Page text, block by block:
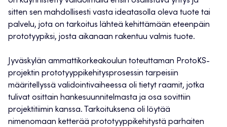
sitten sen mahdollisesti vasta ideatasolla oleva tuote tai
palvelu, jota on tarkoitus lähteä kehittämään eteenpäin
prototyypiksi, josta aikanaan rakentuu valmis tuote.
Jyväskylän ammattikorkeakoulun toteuttaman ProtoKS-
projektin prototyyppikehitysprosessin tarpeisiin
määritellyssä validointivaiheessa oli tietyt raamit, jotka
tulivat osittain hankesuunnitelmasta ja osa sovittiin
projektitiimin kanssa. Tarkoituksena oli löytää
nimenomaan ketterää prototyyppikehitystä parhaiten